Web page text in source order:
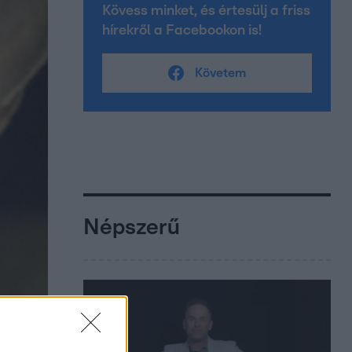
Kövess minket, és értesülj a friss
hírekről a Facebookon is!
Követem
Népszerű